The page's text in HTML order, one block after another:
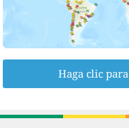
Haga clic